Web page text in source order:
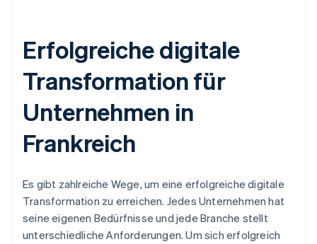
Erfolgreiche digitale
Transformation für
Unternehmen in
Frankreich
Es gibt zahlreiche Wege, um eine erfolgreiche digitale
Transformation zu erreichen. Jedes Unternehmen hat
seine eigenen Bedürfnisse und jede Branche stellt
unterschiedliche Anforderungen. Um sich erfolgreich